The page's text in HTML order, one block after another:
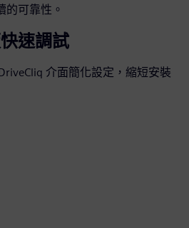
的可靠性。
速調試
介面簡化設定，縮短安裝